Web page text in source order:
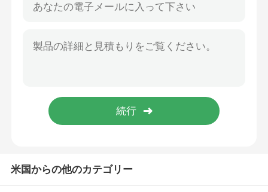
PPは生産ラインを紐で縛る
プラスチック シート押し出し機機械
PEの波形の管の生産ライン
米国からの他のカテゴリー